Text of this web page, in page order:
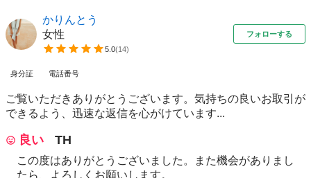
かりんとう
女性
5.0(14)
フォローする
身分証 電話番号
ご覧いただきありがとうございます。気持ちの良いお取引が
できるよう、迅速な返信を心がけています...
良い TH
この度はありがとうございました。また機会がありまし
たら、よろしくお願いします。